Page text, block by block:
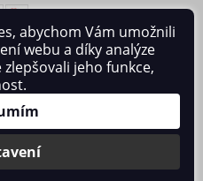
Ochrana osobních údajů
/Registrace
abychom Vám umožnili
webu a díky analýze
jeho funkce,